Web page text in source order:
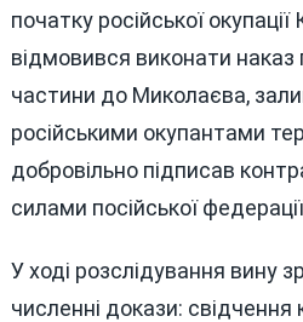
початку російської
відмовився виконати
частини до Миколаєва,
російськими окупантами
добровільно підписав
силами посійської
У ході розслідування вину
численні докази: свідчення